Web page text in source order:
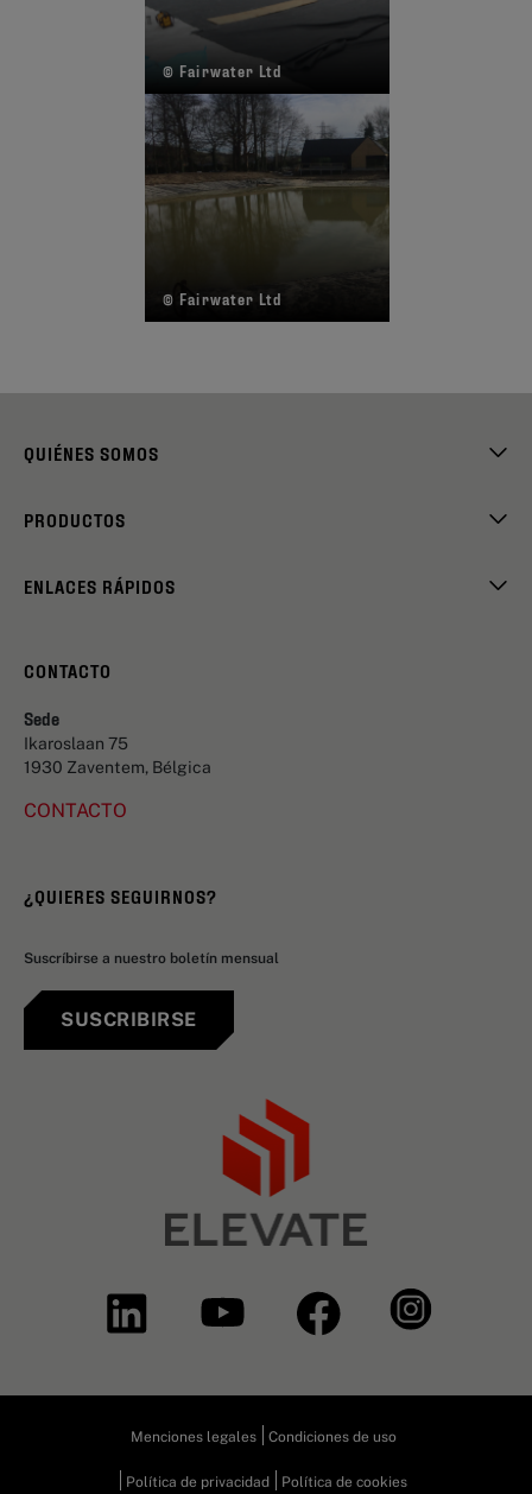
© Fairwater Ltd
© Fairwater Ltd
QUIÉNES SOMOS
PRODUCTOS
ENLACES RÁPIDOS
CONTACTO
Sede
Ikaroslaan 75
1930 Zaventem, Bélgica
CONTACTO
¿QUIERES SEGUIRNOS?
Suscríbirse a nuestro boletín mensual
SUSCRIBIRSE
Menciones legales Condiciones de uso
Política de privacidad Política de cookies